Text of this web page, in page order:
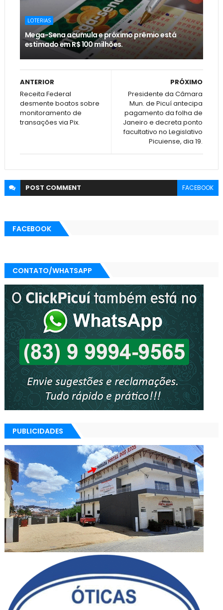
LOTERIAS
Mega-Sena acumula e próximo prêmio está
estimado em R$ 100 milhões.
PRÓXIMO
Presidente da Câmara
Mun. de Picuí antecipa
pagamento da folha de
Janeiro e decreta ponto
facultativo no Legislativo
Picuiense, dia 19.
ANTERIOR
Receita Federal
desmente boatos sobre
monitoramento de
transações via Pix.
POST COMMENT FACEBOOK
FACEBOOK
CONTATO/WHATSAPP
PUBLICIDADES